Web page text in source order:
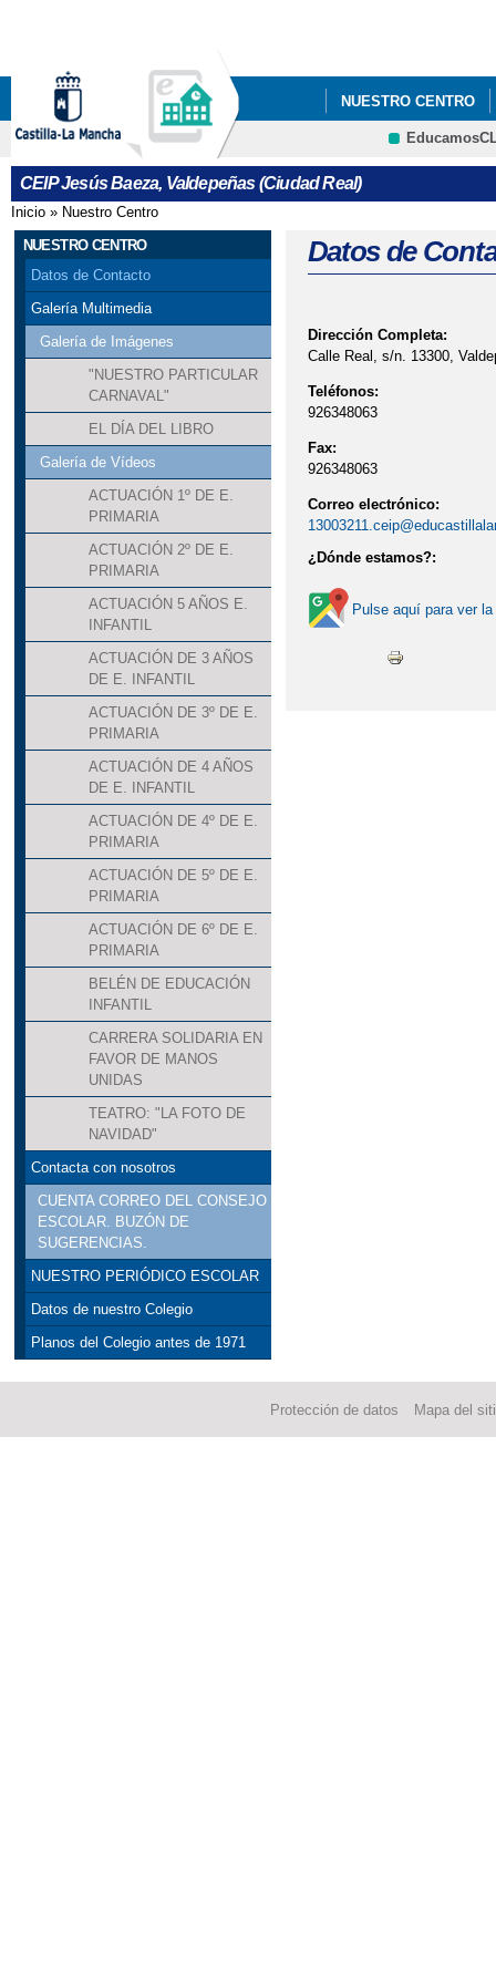
NUESTRO CENTRO
PGA CURSO 25/26
CEIP Jesús Baeza, Valdepeñas (Ciudad Real)
Se encuentra usted aquí
Inicio » Nuestro Centro
NUESTRO CENTRO
Datos de Contacto
Galería Multimedia
Galería de Imágenes
"NUESTRO PARTICULAR
CARNAVAL"
EL DÍA DEL LIBRO
Galería de Vídeos
ACTUACIÓN 1º DE E.
PRIMARIA
ACTUACIÓN 2º DE E.
PRIMARIA
ACTUACIÓN 5 AÑOS E.
INFANTIL
ACTUACIÓN DE 3 AÑOS
DE E. INFANTIL
ACTUACIÓN DE 3º DE E.
PRIMARIA
ACTUACIÓN DE 4 AÑOS
DE E. INFANTIL
ACTUACIÓN DE 4º DE E.
PRIMARIA
ACTUACIÓN DE 5º DE E.
PRIMARIA
ACTUACIÓN DE 6º DE E.
PRIMARIA
BELÉN DE EDUCACIÓN
INFANTIL
CARRERA SOLIDARIA EN
FAVOR DE MANOS
UNIDAS
TEATRO: "LA FOTO DE
NAVIDAD"
Contacta con nosotros
CUENTA CORREO DEL CONSEJO
ESCOLAR. BUZÓN DE
SUGERENCIAS.
NUESTRO PERIÓDICO ESCOLAR
Datos de nuestro Colegio
Planos del Colegio antes de 1971
Datos de
Dirección Completa:
Calle Real, s/n. 13300,
Teléfonos:
926348063
Fax:
926348063
Correo electrónico:
¿Dónde estamos?:
Pulse aquí para ver
Protección de datos Mapa del